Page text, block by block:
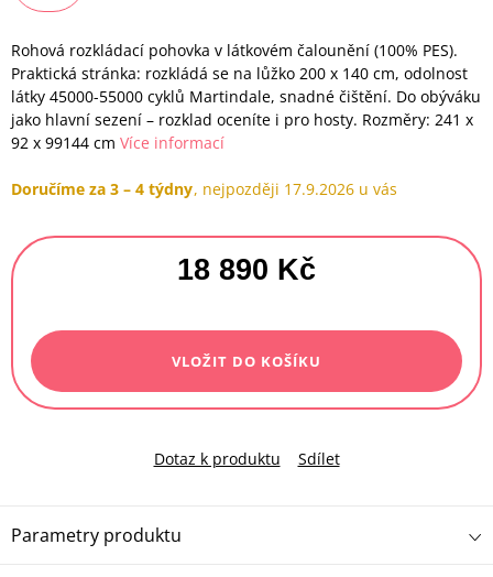
Rohová rozkládací pohovka v látkovém čalounění (100% PES).
Praktická stránka: rozkládá se na lůžko 200 x 140 cm, odolnost
látky 45000-55000 cyklů Martindale, snadné čištění. Do obýváku
jako hlavní sezení – rozklad oceníte i pro hosty. Rozměry: 241 x
92 x 99144 cm Více informací
Doručíme za 3 – 4 týdny 17.9.2026
18 890 Kč
VLOŽIT DO KOŠÍKU
Dotaz k produktu Sdílet
Parametry produktu